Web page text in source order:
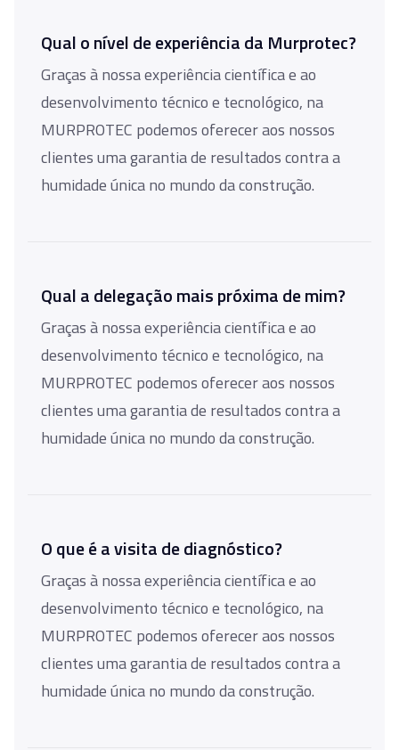
Qual o nível de experiência da Murprotec?
Graças à nossa experiência científica e ao
desenvolvimento técnico e tecnológico, na
MURPROTEC podemos oferecer aos nossos
clientes uma garantia de resultados contra a
humidade única no mundo da construção.
Qual a delegação mais próxima de mim?
Graças à nossa experiência científica e ao
desenvolvimento técnico e tecnológico, na
MURPROTEC podemos oferecer aos nossos
clientes uma garantia de resultados contra a
humidade única no mundo da construção.
O que é a visita de diagnóstico?
Graças à nossa experiência científica e ao
desenvolvimento técnico e tecnológico, na
MURPROTEC podemos oferecer aos nossos
clientes uma garantia de resultados contra a
humidade única no mundo da construção.